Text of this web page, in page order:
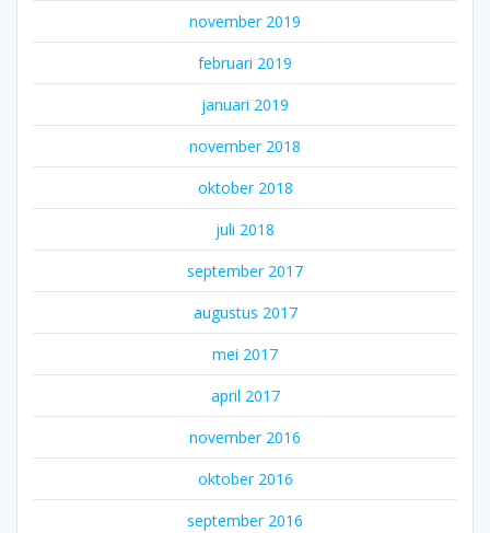
november 2019
februari 2019
januari 2019
november 2018
oktober 2018
juli 2018
september 2017
augustus 2017
mei 2017
april 2017
november 2016
oktober 2016
september 2016